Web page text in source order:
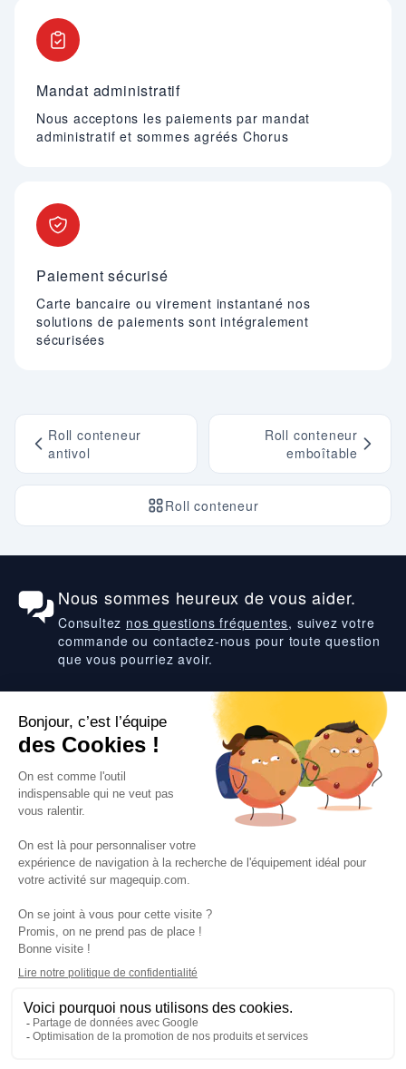
Mandat administratif
Nous acceptons les paiements par mandat
administratif et sommes agréés Chorus
Paiement sécurisé
Carte bancaire ou virement instantané nos
solutions de paiements sont intégralement
sécurisées
Roll conteneur
antivol
Roll conteneur
Roll conteneur
emboîtable
Nous sommes heureux de vous aider.
Consultez nos questions fréquentes, suivez votre
commande ou contactez-nous pour toute question
que vous pourriez avoir.
Suivez-nous
VOS SERVICES
VOS DEMANDES
NOTRE SOCIETE
CGV Données personnelles Prix euro HT
Nos partenaires·Guides et conseils